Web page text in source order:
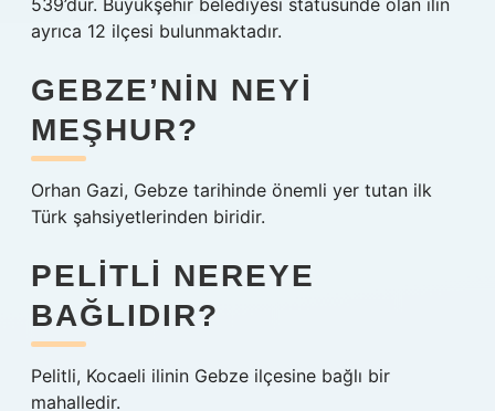
539’dur. Büyükşehir belediyesi statüsünde olan ilin
ayrıca 12 ilçesi bulunmaktadır.
GEBZE’NIN NEYI
MEŞHUR?
Orhan Gazi, Gebze tarihinde önemli yer tutan ilk
Türk şahsiyetlerinden biridir.
PELITLI NEREYE
BAĞLIDIR?
Pelitli, Kocaeli ilinin Gebze ilçesine bağlı bir
mahalledir.